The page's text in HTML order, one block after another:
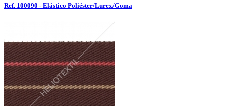
Ref. 100090 - Elástico Poliéster/Lurex/Goma